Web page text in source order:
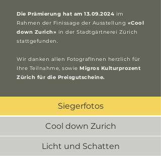
Die Prämierung hat am 13.09.2024 im
Rahmen der Finissage der Ausstellung «Cool
down Zurich» in der Stadtgärtnerei Zürich
stattgefunden.
Wir danken allen FotografInnen herzlich für
Ihre Teilnahme, sowie Migros Kulturprozent
Zürich für die Preisgutscheine.
Siegerfotos
Cool down Zurich
Licht und Schatten